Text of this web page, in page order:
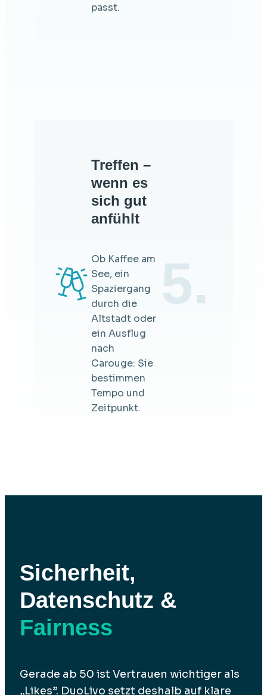
passt.
Treffen –
wenn es
sich gut
anfühlt
Ob Kaffee am
See, ein
Spaziergang
durch die
Altstadt oder
ein Ausflug
nach
Carouge: Sie
bestimmen
Tempo und
Zeitpunkt.
5.
Sicherheit,
Datenschutz &
Fairness
Gerade ab 50 ist Vertrauen wichtiger als
„Likes”. DuoLivo setzt deshalb auf klare